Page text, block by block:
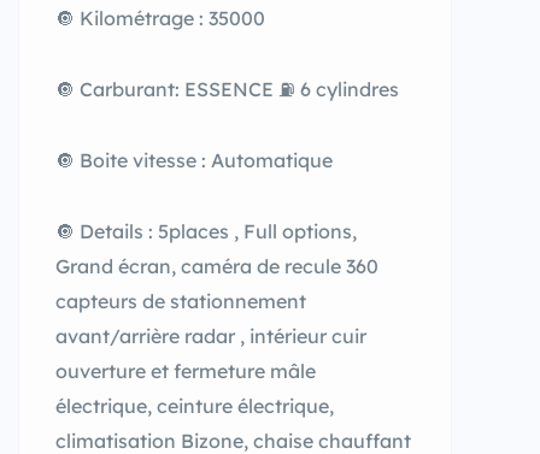
🔘 Kilométrage : 35000
🔘 Carburant: ESSENCE ⛽️ 6 cylindres
🔘 Boite vitesse : Automatique
🔘 Details : 5places , Full options,
Grand écran, caméra de recule 360
capteurs de stationnement
avant/arrière radar , intérieur cuir
ouverture et fermeture mâle
électrique, ceinture électrique,
climatisation Bizone, chaise chauffant